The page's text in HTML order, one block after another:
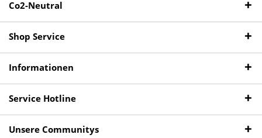
Co2-Neutral
Shop Service
Informationen
Service Hotline
Unsere Communitys